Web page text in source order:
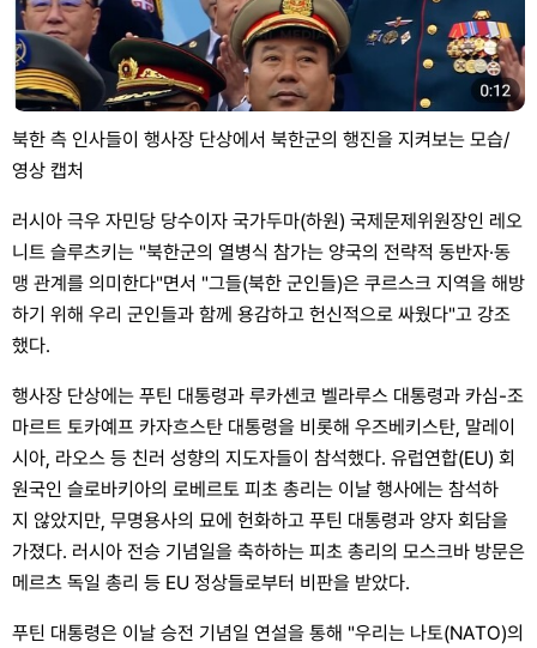
북한 측 인사들이 행사장 단상에서 북한군의 행진을 지켜보는 모습/
영상 캡처
러시아 극우 자민당 당수이자 국가두마(하원) 국제문제위원장인 레오
니트 슬루츠키는 "북한군의 열병식 참가는 양국의 전략적 동반자·동
맹 관계를 의미한다"면서 "그들(북한 군인들)은 쿠르스크 지역을 해방
하기 위해 우리 군인들과 함께 용감하고 헌신적으로 싸웠다"고 강조
했다.
행사장 단상에는 푸틴 대통령과 루카셴코 벨라루스 대통령과 카심-조
마르트 토카예프 카자흐스탄 대통령을 비롯해 우즈베키스탄, 말레이
시아, 라오스 등 친러 성향의 지도자들이 참석했다. 유럽연합(EU) 회
원국인 슬로바키아의 로베르토 피초 총리는 이날 행사에는 참석하
지 않았지만, 무명용사의 묘에 헌화하고 푸틴 대통령과 양자 회담을
가졌다. 러시아 전승 기념일을 축하하는 피초 총리의 모스크바 방문은
메르츠 독일 총리 등 EU 정상들로부터 비판을 받았다.
푸틴 대통령은 이날 승전 기념일 연설을 통해 "우리는 나토(NATO)의